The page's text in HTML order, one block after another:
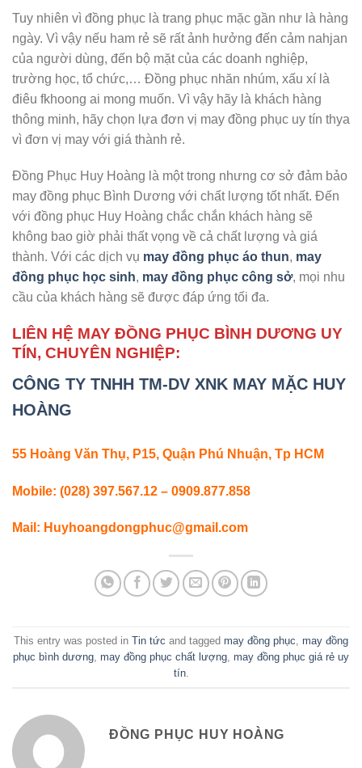
Tuy nhiên vì đồng phục là trang phục mặc gần như là hàng
ngày. Vì vậy nếu ham rẻ sẽ rất ảnh hưởng đến cảm nahjan
của người dùng, đến bộ mặt của các doanh nghiệp,
trường học, tổ chức,… Đồng phục nhăn nhúm, xấu xí là
điêu fkhoong ai mong muốn. Vì vậy hãy là khách hàng
thông minh, hãy chọn lựa đơn vị may đồng phục uy tín thya
vì đơn vị may với giá thành rẻ.
Đồng Phục Huy Hoàng là một trong nhưng cơ sở đảm bảo
may đồng phục Bình Dương với chất lượng tốt nhất. Đến
với đồng phục Huy Hoàng chắc chắn khách hàng sẽ
không bao giờ phải thất vọng về cả chất lượng và giá
thành. Với các dịch vụ may đồng phục áo thun, may
đồng phục học sinh, may đồng phục công sở, mọi nhu
cầu của khách hàng sẽ được đáp ứng tối đa.
LIÊN HỆ MAY ĐỒNG PHỤC BÌNH DƯƠNG UY
TÍN, CHUYÊN NGHIỆP:
CÔNG TY TNHH TM-DV XNK MAY MẶC HUY
HOÀNG
55 Hoàng Văn Thụ, P15, Quận Phú Nhuận, Tp HCM
Mobile: (028) 397.567.12 – 0909.877.858
Mail: Huyhoangdongphuc@gmail.com
This entry was posted in Tin tức and tagged may đồng phục may đồng
phục bình dương may đồng phục chất lượng may đồng phục giá rẻ uy
tín.
ĐỒNG PHỤC HUY HOÀNG